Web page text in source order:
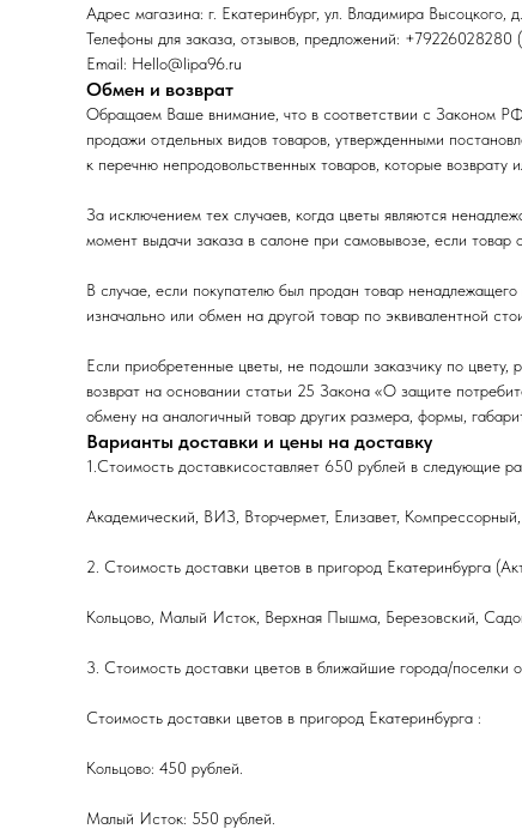
Адрес магазина: г. Екатеринбург, ул. Владимира Высоцкого,
Телефоны для заказа, отзывов, предложений: +79226028280
Email: Hello@lipa96.ru
Обмен и возврат
Обращаем Ваше внимание, что в соответствии с Законом
продажи отдельных видов товаров, утвержденными
к перечню непродовольственных товаров, которые возврату
За исключением тех случаев, когда цветы являются
момент выдачи заказа в салоне при самовывозе, если
В случае, если покупателю был продан товар
изначально или обмен на другой товар по эквивалентной
Если приобретенные цветы, не подошли заказчику по
возврат на основании статьи 25 Закона «О защите
обмену на аналогичный товар других размера, формы,
Варианты доставки и цены на доставку
1.Стоимость доставкисоставляет 650 рублей в следующие
Академический, ВИЗ, Вторчермет, Елизавет,
2. Стоимость доставки цветов в пригород Екатеринбурга
Кольцово, Малый Исток, Верхная Пышма, Березовский,
3. Стоимость доставки цветов в ближайшие города/поселки
Стоимость доставки цветов в пригород Екатеринбурга :
Кольцово: 450 рублей.
Малый Исток: 550 рублей.